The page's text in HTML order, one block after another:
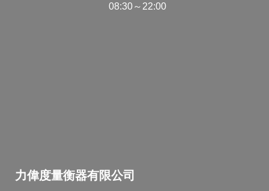
08:30～22:00
力偉度量衡器有限公司